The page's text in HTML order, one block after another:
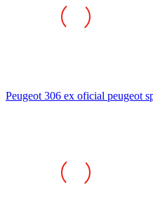
Peugeot 306 ex oficial peugeot